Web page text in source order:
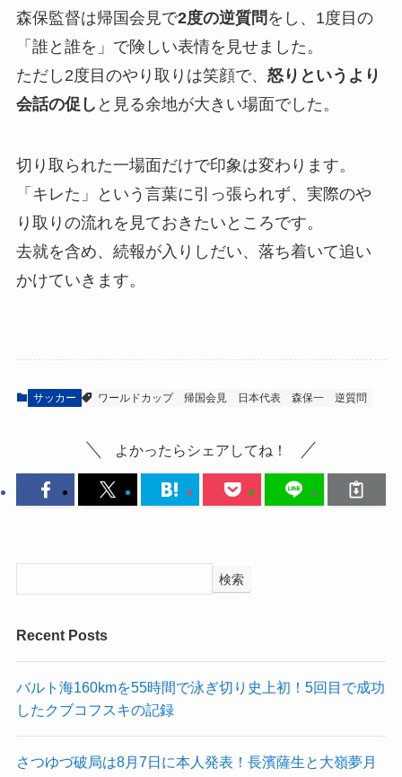
森保監督は帰国会見で2度の逆質問 をし、1度目の
「誰と誰を」で険しい表情を見せました。
ただし2度目のやり取りは笑顔で、 怒りというより
会話の促し と見る余地が大きい場面でした。
切り取られた一場面だけで印象は変わります。
「キレた」という言葉に引っ張られず、実際のや
り取りの流れを見ておきたいところです。
去就を含め、続報が入りしだい、落ち着いて追い
かけていきます。
サッカー ワールドカップ 帰国会見 日本代表 森保一 逆質問
よかったらシェアしてね！
検索
Recent Posts
バルト海160kmを55時間で泳ぎ切り史上初！5回目で成功
したクブコフスキの記録
さつゆづ破局は8月7日に本人発表！長濱薩生と大嶺夢月